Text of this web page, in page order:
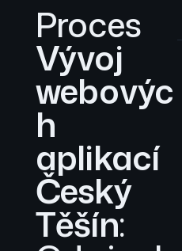
Proces
Vývoj
webovýc
h
aplikací
Český
Těšín: